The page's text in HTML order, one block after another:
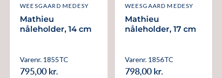
WEESGAARD MEDESY
Mathieu
nåleholder, 14 cm
Varenr. 1855TC
795,00 kr.
WEESGAARD MEDESY
Mathieu
nåleholder, 17 cm
Varenr. 1856TC
798,00 kr.